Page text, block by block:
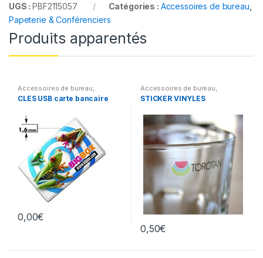
UGS :PBF2115057 Catégories : Accessoires de bureau
Papeterie & Conférenciers
Produits apparentés
Accessoires de bureau
Accessoires pour ordinateur
Clés USB
CLES USB carte bancaire
0,00€
Accessoires de bureau
Livraison express
STICKER VINYLES
0,50€